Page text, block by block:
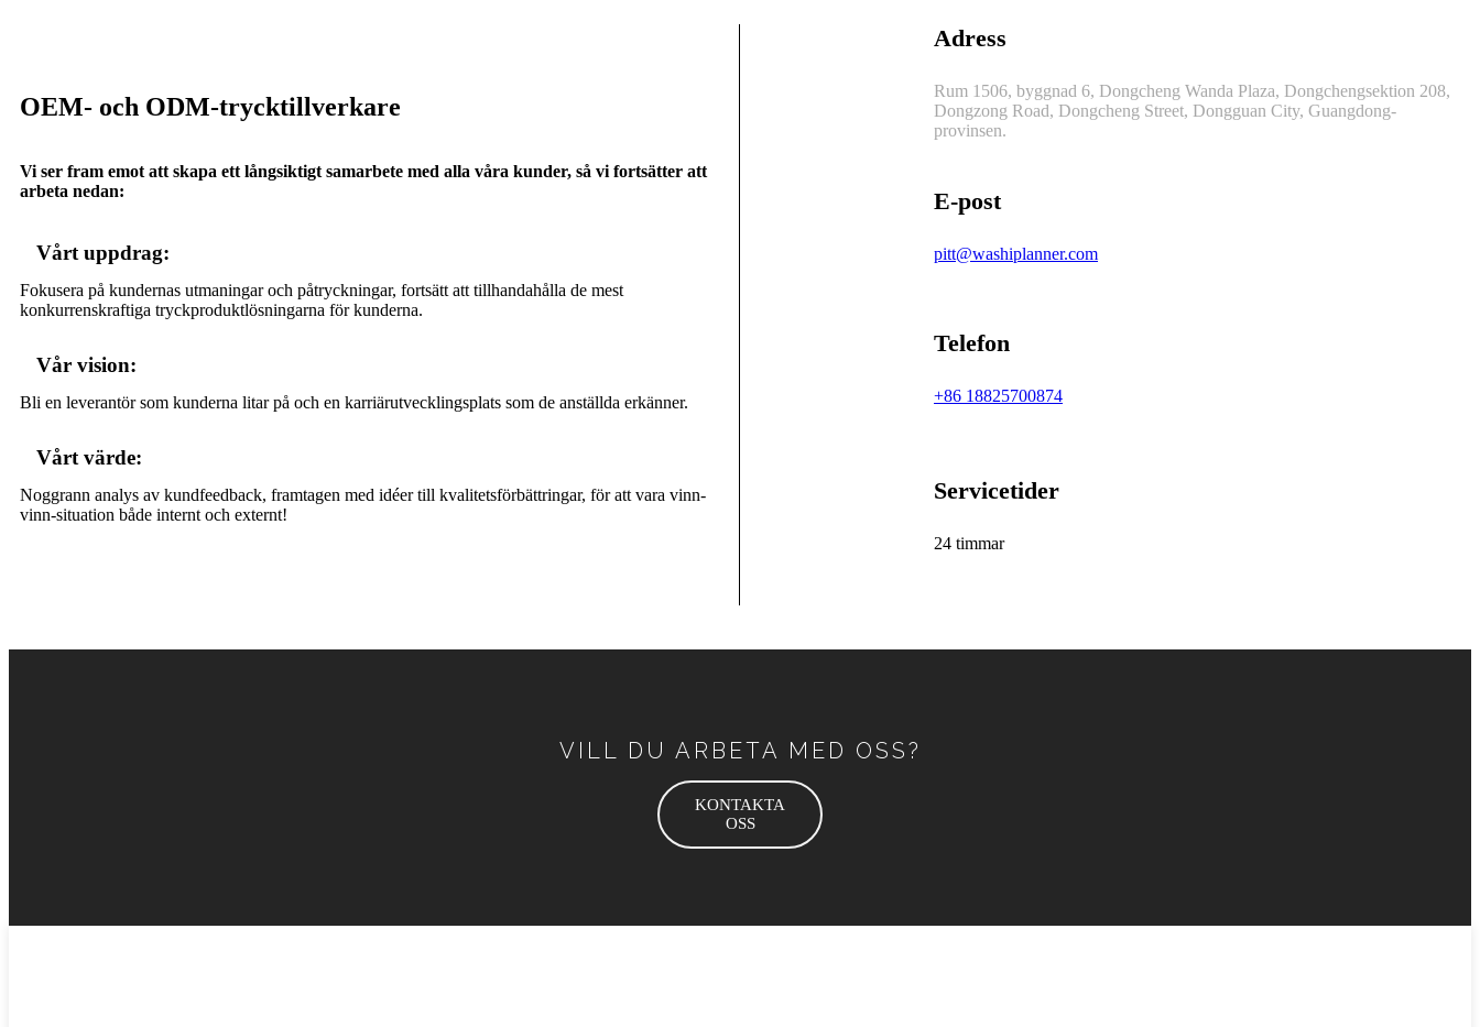
OEM- och ODM-trycktillverkare
Vi ser fram emot att skapa ett långsiktigt samarbete med alla våra kunder, så vi fortsätter att
arbeta nedan:
Vårt uppdrag:
Fokusera på kundernas utmaningar och påtryckningar, fortsätt att tillhandahålla de mest
konkurrenskraftiga tryckproduktlösningarna för kunderna.
Vår vision:
Bli en leverantör som kunderna litar på och en karriärutvecklingsplats som de anställda erkänner.
Vårt värde:
Noggrann analys av kundfeedback, framtagen med idéer till kvalitetsförbättringar, för att vara vinn-
vinn-situation både internt och externt!
Adress
Rum 1506, byggnad 6, Dongcheng Wanda Plaza, Dongchengsektion 208,
Dongzong Road, Dongcheng Street, Dongguan City, Guangdong-
provinsen.
E-post
pitt@washiplanner.com
Telefon
+86 18825700874
Servicetider
24 timmar
VILL DU ARBETA MED OSS?
KONTAKTA
OSS